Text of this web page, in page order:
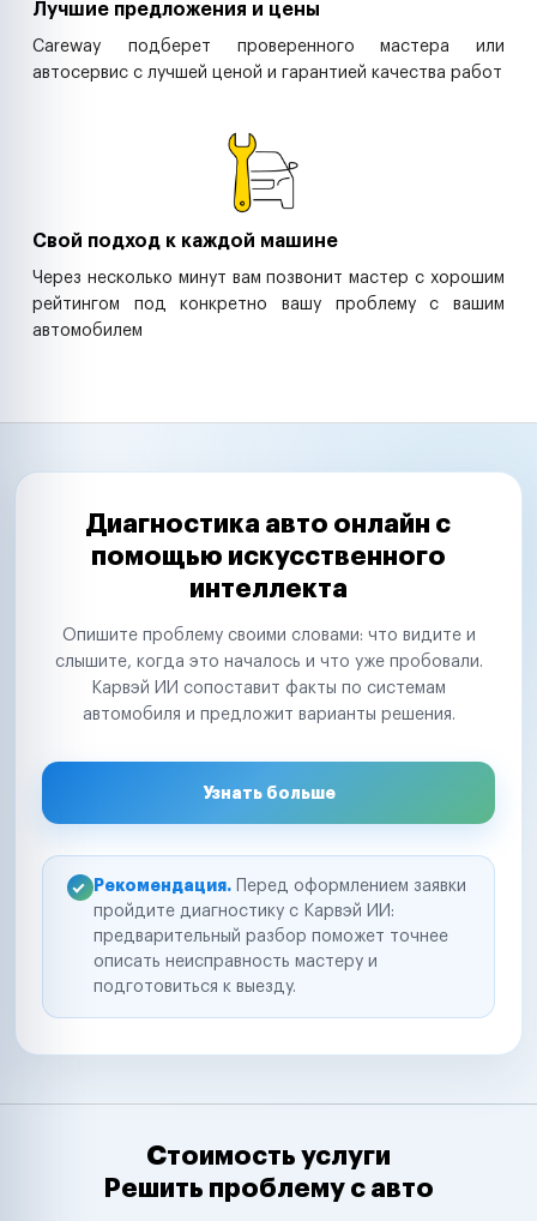
Лучшие предложения и цены
Careway подберет проверенного мастера или
автосервис с лучшей ценой и гарантией качества работ
Свой подход к каждой машине
Через несколько минут вам позвонит мастер с хорошим
рейтингом под конкретно вашу проблему с вашим
автомобилем
Диагностика авто онлайн с
помощью искусственного
интеллекта
Опишите проблему своими словами: что видите и
слышите, когда это началось и что уже пробовали.
Карвэй ИИ сопоставит факты по системам
автомобиля и предложит варианты решения.
Узнать больше
Рекомендация. Перед оформлением заявки
пройдите диагностику с Карвэй ИИ:
предварительный разбор поможет точнее
описать неисправность мастеру и
подготовиться к выезду.
Стоимость услуги
Решить проблему с авто